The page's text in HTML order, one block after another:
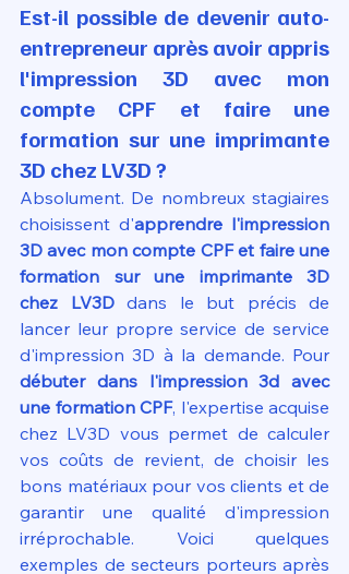
Est-il possible de devenir auto-
entrepreneur après avoir appris
l'impression 3D avec mon
compte CPF et faire une
formation sur une imprimante
3D chez LV3D ?
Absolument. De nombreux stagiaires
choisissent d'apprendre l'impression
3D avec mon compte CPF et faire une
formation sur une imprimante 3D
chez LV3D dans le but précis de
lancer leur propre service de service
débuter dans l'impression 3d avec
une formation CPF, l'expertise acquise
chez LV3D vous permet de calculer
vos coûts de revient, de choisir les
bons matériaux pour vos clients et de
garantir une qualité d'impression
irréprochable. Voici quelques
exemples de secteurs porteurs après